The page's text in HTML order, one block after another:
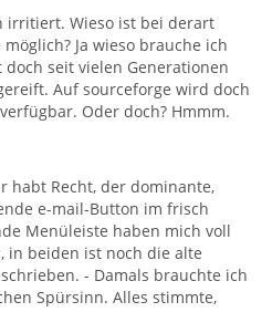
irritiert. Wieso ist bei derart
Ja wieso brauche ich
seit vielen Generationen
Auf sourceforge wird doch
Oder doch? Hmmm.
habt Recht, der dominante,
e-mail-Button im frisch
Menüleiste haben mich voll
in beiden ist noch die alte
- Damals brauchte ich
Spürsinn. Alles stimmte,